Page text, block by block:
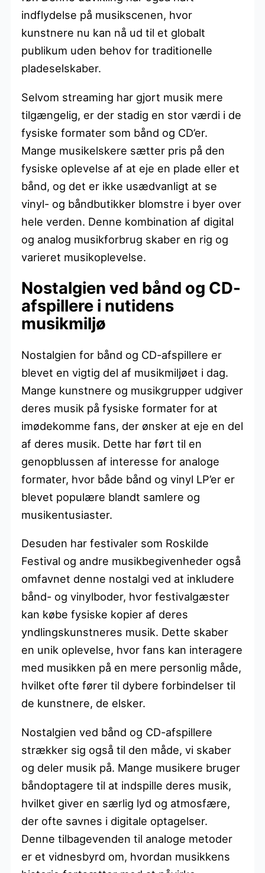
indflydelse på musikscenen, hvor
kunstnere nu kan nå ud til et globalt
publikum uden behov for traditionelle
pladeselskaber.
Selvom streaming har gjort musik mere
tilgængelig, er der stadig en stor værdi i de
fysiske formater som bånd og CD’er.
Mange musikelskere sætter pris på den
fysiske oplevelse af at eje en plade eller et
bånd, og det er ikke usædvanligt at se
vinyl- og båndbutikker blomstre i byer over
hele verden. Denne kombination af digital
og analog musikforbrug skaber en rig og
varieret musikoplevelse.
Nostalgien ved bånd og CD-
afspillere i nutidens
musikmiljø
Nostalgien for bånd og CD-afspillere er
blevet en vigtig del af musikmiljøet i dag.
Mange kunstnere og musikgrupper udgiver
deres musik på fysiske formater for at
imødekomme fans, der ønsker at eje en del
af deres musik. Dette har ført til en
genopblussen af interesse for analoge
formater, hvor både bånd og vinyl LP’er er
blevet populære blandt samlere og
musikentusiaster.
Desuden har festivaler som Roskilde
Festival og andre musikbegivenheder også
omfavnet denne nostalgi ved at inkludere
bånd- og vinylboder, hvor festivalgæster
kan købe fysiske kopier af deres
yndlingskunstneres musik. Dette skaber
en unik oplevelse, hvor fans kan interagere
med musikken på en mere personlig måde,
hvilket ofte fører til dybere forbindelser til
de kunstnere, de elsker.
Nostalgien ved bånd og CD-afspillere
strækker sig også til den måde, vi skaber
og deler musik på. Mange musikere bruger
båndoptagere til at indspille deres musik,
hvilket giver en særlig lyd og atmosfære,
der ofte savnes i digitale optagelser.
Denne tilbagevenden til analoge metoder
er et vidnesbyrd om, hvordan musikkens